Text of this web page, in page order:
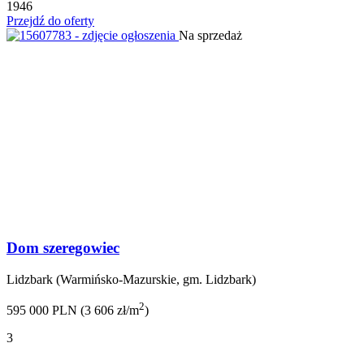
1946
Przejdź do oferty
Na sprzedaż
Dom szeregowiec
Lidzbark (Warmińsko-Mazurskie, gm. Lidzbark)
595 000 PLN (3 606 zł/m2)
3